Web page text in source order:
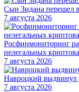
Сын Зидана перешел
7 августа 2026
Росфинмониторинг
нелегальных
7 августа 2026
Навроцкий выдвинул
7 августа 2026